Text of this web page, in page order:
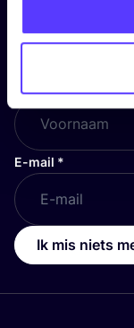
Schrijf je
en blijf op
E-mail *
Ik mis niets